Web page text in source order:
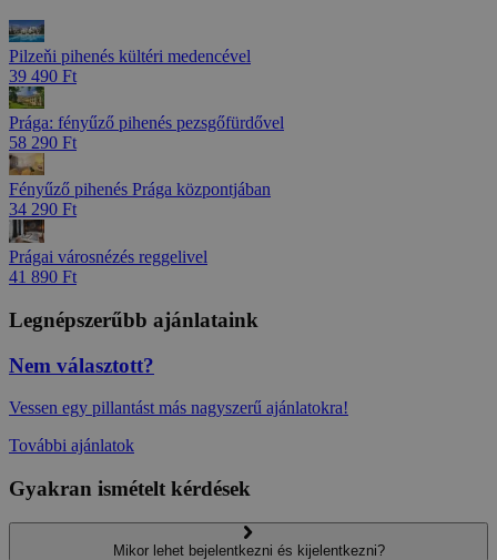
Pilzeňi pihenés kültéri medencével
39 490 Ft
Prága: fényűző pihenés pezsgőfürdővel
58 290 Ft
Fényűző pihenés Prága központjában
34 290 Ft
Prágai városnézés reggelivel
41 890 Ft
Legnépszerűbb ajánlataink
Nem választott?
Vessen egy pillantást más nagyszerű ajánlatokra!
További ajánlatok
Gyakran ismételt kérdések
Mikor lehet bejelentkezni és kijelentkezni?